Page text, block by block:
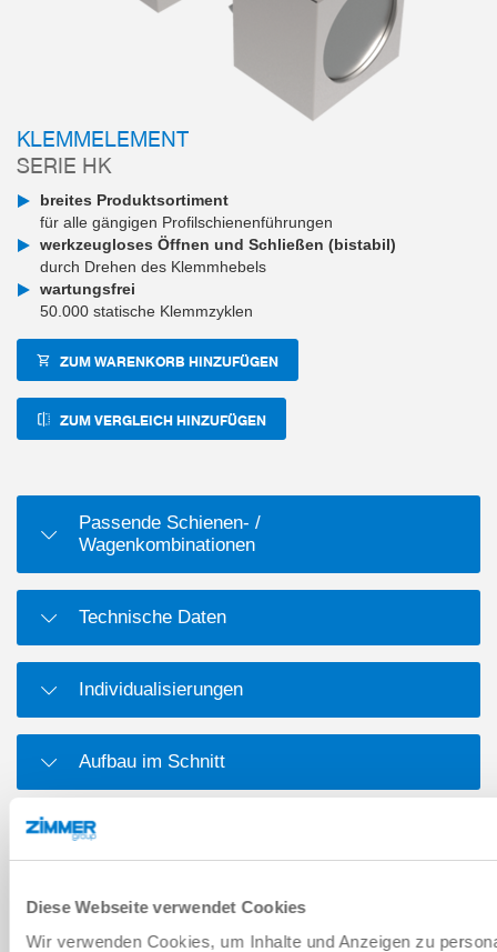
Diese Webseite verwendet Cookies
Wir verwenden Cookies, um Inhalte und Anzeigen zu
KLEMMELEMENT
SERIE HK
breites Produktsortiment
für alle gängigen Profilschienenführungen
werkzeugloses Öffnen und Schließen (bistabil)
durch Drehen des Klemmhebels
wartungsfrei
50.000 statische Klemmzyklen
ZUM WARENKORB HINZUFÜGEN
ZUM VERGLEICH HINZUFÜGEN
Passende Schienen- /
Wagenkombinationen
Technische Daten
Individualisierungen
Aufbau im Schnitt
Maßzeichnung
DOWNLOADS